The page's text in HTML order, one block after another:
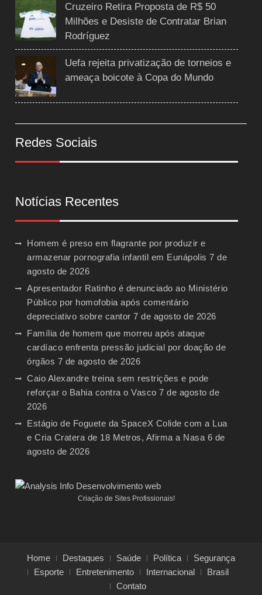
Cruzeiro Retira Proposta de R$ 50
Milhões e Desiste de Contratar Brian
Rodríguez
Uefa rejeita privatização de torneios e
ameaça boicote à Copa do Mundo
Redes Sociais
Notícias Recentes
Homem é preso em flagrante por produzir e
armazenar pornografia infantil em Eunápolis 7 de
agosto de 2026
Apresentador Ratinho é denunciado ao Ministério
Público por homofobia após comentário
depreciativo sobre cantor 7 de agosto de 2026
Família de homem que morreu após ataque
cardíaco enfrenta pressão judicial por doação de
órgãos 7 de agosto de 2026
Caio Alexandre treina sem restrições e pode
reforçar o Bahia contra o Vasco 7 de agosto de
2026
Estágio de Foguete da SpaceX Colide com a Lua
e Cria Cratera de 18 Metros, Afirma a Nasa 6 de
agosto de 2026
Criação de Sites Profissionais!
Home Destaques Saúde Política
Segurança
Esporte
Entretenimento Internacional
Brasil
Contato